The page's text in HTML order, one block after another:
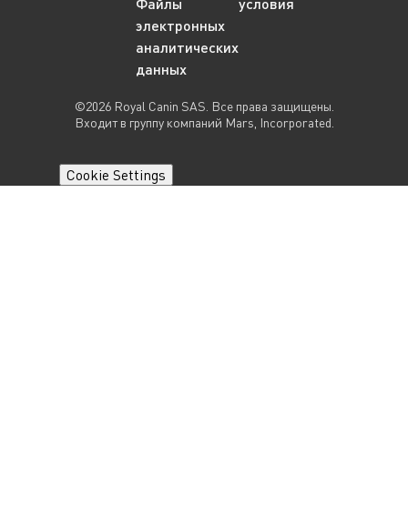
электронных
аналитических
данных
©2026 Royal Canin SAS. Все права защищены.
Входит в группу компаний Mars, Incorporated.
Cookie Settings